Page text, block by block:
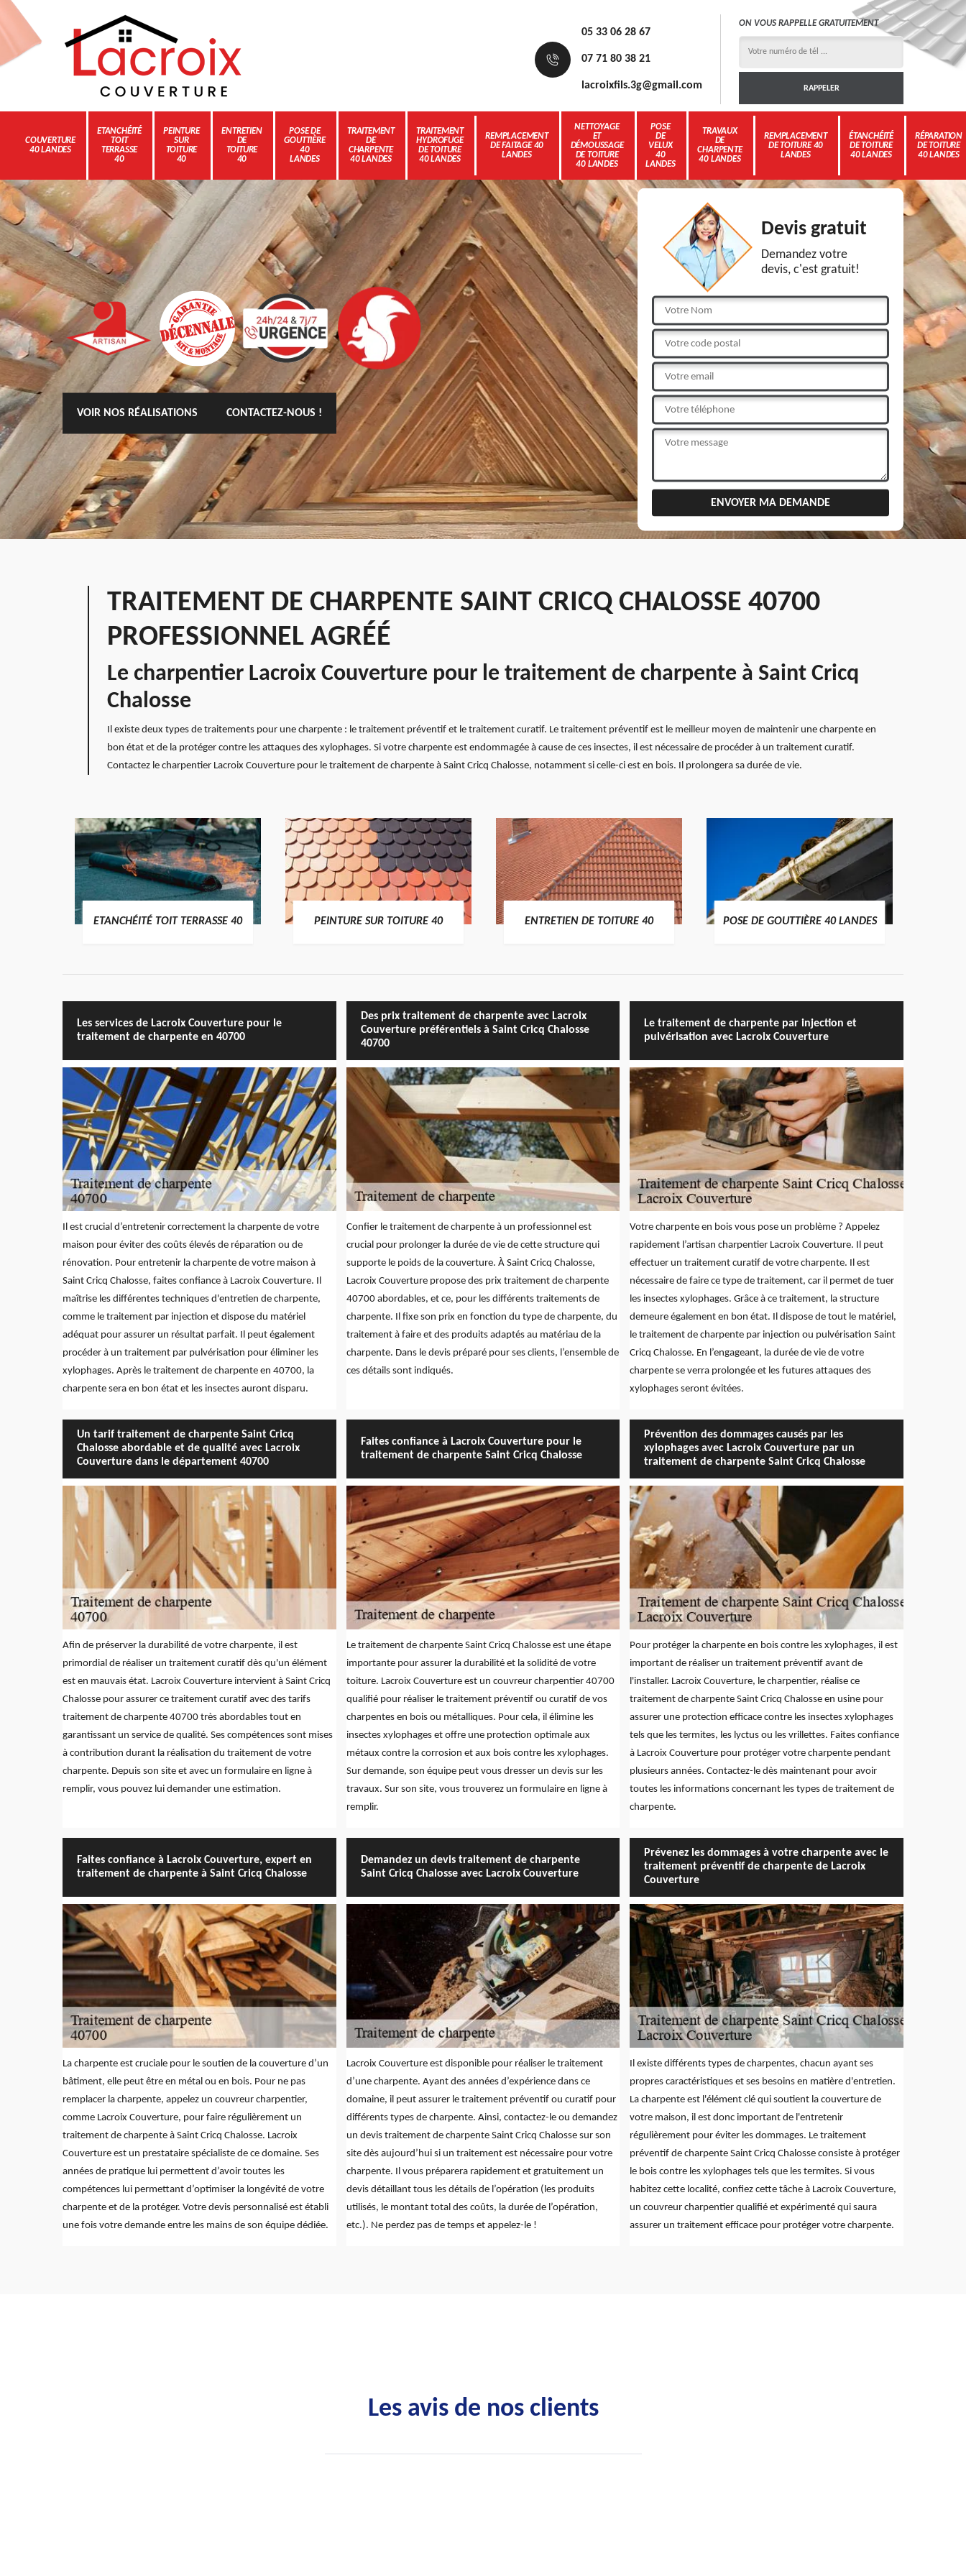
05 33 06 28 67
07 71 80 38 21
lacroixfils.3g@gmail.com
ON VOUS RAPPELLE GRATUITEMENT
COUVERTURE
40 LANDES
ETANCHÉITÉ
TOIT
TERRASSE
40
PEINTURE
SUR
TOITURE
40
ENTRETIEN
DE
TOITURE
40
POSE DE
GOUTTIÈRE
40
LANDES
TRAITEMENT
DE
CHARPENTE
40 LANDES
TRAITEMENT
HYDROFUGE
DE TOITURE
40 LANDES
REMPLACEMENT
DE FAITAGE 40
LANDES
NETTOYAGE
ET
DÉMOUSSAGE
DE TOITURE
40 LANDES
POSE
DE
VELUX
40
LANDES
TRAVAUX
DE
CHARPENTE
40 LANDES
REMPLACEMENT
DE TOITURE 40
LANDES
ÉTANCHÉITÉ
DE TOITURE
40 LANDES
RÉPARATION
DE TOITURE
40 LANDES
VOIR NOS RÉALISATIONS CONTACTEZ-NOUS !
Devis gratuit
Demandez votre
devis, c'est gratuit!
TRAITEMENT DE CHARPENTE SAINT CRICQ CHALOSSE 40700
PROFESSIONNEL AGRÉÉ
Le charpentier Lacroix Couverture pour le traitement de charpente à Saint Cricq
Chalosse
Il existe deux types de traitements pour une charpente : le traitement préventif et le traitement curatif. Le traitement préventif est le meilleur moyen de maintenir une charpente en
bon état et de la protéger contre les attaques des xylophages. Si votre charpente est endommagée à cause de ces insectes, il est nécessaire de procéder à un traitement curatif.
Contactez le charpentier Lacroix Couverture pour le traitement de charpente à Saint Cricq Chalosse, notamment si celle-ci est en bois. Il prolongera sa durée de vie.
ETANCHÉITÉ TOIT TERRASSE 40 PEINTURE SUR TOITURE 40 ENTRETIEN DE TOITURE 40 POSE DE GOUTTIÈRE 40 LANDES
Les services de Lacroix Couverture pour le
traitement de charpente en 40700
Il est crucial d’entretenir correctement la charpente de votre
maison pour éviter des coûts élevés de réparation ou de
rénovation. Pour entretenir la charpente de votre maison à
Saint Cricq Chalosse, faites confiance à Lacroix Couverture. Il
maîtrise les différentes techniques d'entretien de charpente,
comme le traitement par injection et dispose du matériel
adéquat pour assurer un résultat parfait. Il peut également
procéder à un traitement par pulvérisation pour éliminer les
xylophages. Après le traitement de charpente en 40700, la
charpente sera en bon état et les insectes auront disparu.
Des prix traitement de charpente avec Lacroix
Couverture préférentiels à Saint Cricq Chalosse
40700
Confier le traitement de charpente à un professionnel est
crucial pour prolonger la durée de vie de cette structure qui
supporte le poids de la couverture. À Saint Cricq Chalosse,
Lacroix Couverture propose des prix traitement de charpente
40700 abordables, et ce, pour les différents traitements de
charpente. Il fixe son prix en fonction du type de charpente, du
traitement à faire et des produits adaptés au matériau de la
charpente. Dans le devis préparé pour ses clients, l’ensemble de
ces détails sont indiqués.
Le traitement de charpente par injection et
pulvérisation avec Lacroix Couverture
Votre charpente en bois vous pose un problème ? Appelez
rapidement l’artisan charpentier Lacroix Couverture. Il peut
effectuer un traitement curatif de votre charpente. Il est
nécessaire de faire ce type de traitement, car il permet de tuer
les insectes xylophages. Grâce à ce traitement, la structure
demeure également en bon état. Il dispose de tout le matériel,
le traitement de charpente par injection ou pulvérisation Saint
Cricq Chalosse. En l’engageant, la durée de vie de votre
charpente se verra prolongée et les futures attaques des
xylophages seront évitées.
Un tarif traitement de charpente Saint Cricq
Chalosse abordable et de qualité avec Lacroix
Couverture dans le département 40700
Afin de préserver la durabilité de votre charpente, il est
primordial de réaliser un traitement curatif dès qu'un élément
est en mauvais état. Lacroix Couverture intervient à Saint Cricq
Chalosse pour assurer ce traitement curatif avec des tarifs
traitement de charpente 40700 très abordables tout en
garantissant un service de qualité. Ses compétences sont mises
à contribution durant la réalisation du traitement de votre
charpente. Depuis son site et avec un formulaire en ligne à
remplir, vous pouvez lui demander une estimation.
Faites confiance à Lacroix Couverture pour le
traitement de charpente Saint Cricq Chalosse
Le traitement de charpente Saint Cricq Chalosse est une étape
importante pour assurer la durabilité et la solidité de votre
toiture. Lacroix Couverture est un couvreur charpentier 40700
qualifié pour réaliser le traitement préventif ou curatif de vos
charpentes en bois ou métalliques. Pour cela, il élimine les
insectes xylophages et offre une protection optimale aux
métaux contre la corrosion et aux bois contre les xylophages.
Sur demande, son équipe peut vous dresser un devis sur les
travaux. Sur son site, vous trouverez un formulaire en ligne à
remplir.
Prévention des dommages causés par les
xylophages avec Lacroix Couverture par un
traitement de charpente Saint Cricq Chalosse
Pour protéger la charpente en bois contre les xylophages, il est
important de réaliser un traitement préventif avant de
l'installer. Lacroix Couverture, le charpentier, réalise ce
traitement de charpente Saint Cricq Chalosse en usine pour
assurer une protection efficace contre les insectes xylophages
tels que les termites, les lyctus ou les vrillettes. Faites confiance
à Lacroix Couverture pour protéger votre charpente pendant
plusieurs années. Contactez-le dès maintenant pour avoir
toutes les informations concernant les types de traitement de
charpente.
Faites confiance à Lacroix Couverture, expert en
traitement de charpente à Saint Cricq Chalosse
La charpente est cruciale pour le soutien de la couverture d’un
bâtiment, elle peut être en métal ou en bois. Pour ne pas
remplacer la charpente, appelez un couvreur charpentier,
comme Lacroix Couverture, pour faire régulièrement un
traitement de charpente à Saint Cricq Chalosse. Lacroix
Couverture est un prestataire spécialiste de ce domaine. Ses
années de pratique lui permettent d’avoir toutes les
compétences lui permettant d’optimiser la longévité de votre
charpente et de la protéger. Votre devis personnalisé est établi
une fois votre demande entre les mains de son équipe dédiée.
Demandez un devis traitement de charpente
Saint Cricq Chalosse avec Lacroix Couverture
Lacroix Couverture est disponible pour réaliser le traitement
d’une charpente. Ayant des années d’expérience dans ce
domaine, il peut assurer le traitement préventif ou curatif pour
différents types de charpente. Ainsi, contactez-le ou demandez
un devis traitement de charpente Saint Cricq Chalosse sur son
site dès aujourd’hui si un traitement est nécessaire pour votre
charpente. Il vous préparera rapidement et gratuitement un
devis détaillant tous les détails de l’opération (les produits
utilisés, le montant total des coûts, la durée de l’opération,
etc.). Ne perdez pas de temps et appelez-le !
Prévenez les dommages à votre charpente avec le
traitement préventif de charpente de Lacroix
Couverture
Il existe différents types de charpentes, chacun ayant ses
propres caractéristiques et ses besoins en matière d'entretien.
La charpente est l'élément clé qui soutient la couverture de
votre maison, il est donc important de l'entretenir
régulièrement pour éviter les dommages. Le traitement
préventif de charpente Saint Cricq Chalosse consiste à protéger
le bois contre les xylophages tels que les termites. Si vous
habitez cette localité, confiez cette tâche à Lacroix Couverture,
un couvreur charpentier qualifié et expérimenté qui saura
assurer un traitement efficace pour protéger votre charpente.
Les avis de nos clients